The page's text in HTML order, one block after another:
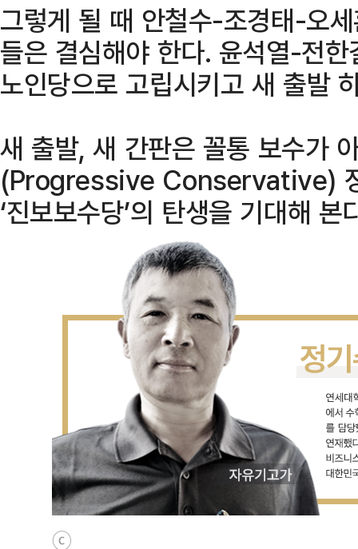
그렇게 될 때 안철수-조경태-오
들은 결심해야 한다. 윤석열-전
노인당으로 고립시키고 새 출발
새 출발, 새 간판은 꼴통 보수가
(Progressive Conservative)
‘진보보수당’의 탄생을 기대해 본
ⓒ